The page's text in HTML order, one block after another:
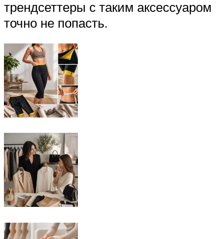
трендсеттеры с таким аксессуаром
точно не попасть.